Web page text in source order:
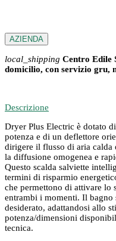
AZIENDA
local_shipping Centro Edile
domicilio, con servizio gru,
Descrizione
Dryer Plus Electric è dotato
potenza e di un deflettore
dirigere il flusso di aria calda
la diffusione omogenea e
Questo scalda salviette
termini di risparmio
che permettono di attivare lo
entrambi i momenti. Il bagno
desiderato, adattandosi allo
potenza/dimensioni
tecnica.